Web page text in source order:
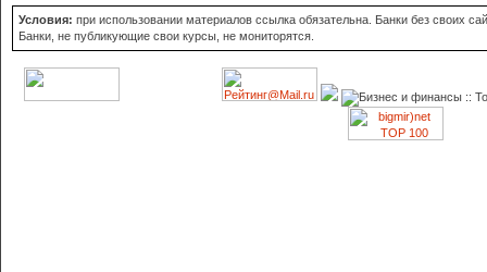
Условия: при использовании материалов ссылка обязательна. Банки без своих
Банки, не публикующие свои курсы, не мониторятся.